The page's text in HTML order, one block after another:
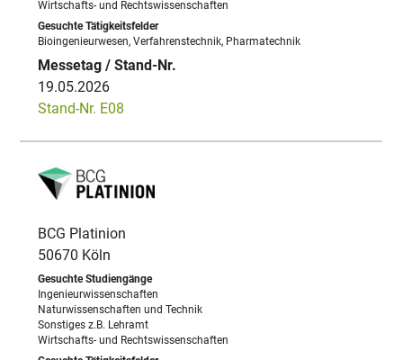
Wirtschafts- und Rechtswissenschaften
Bioingenieurwesen, Verfahrenstechnik, Pharmatechnik
19.05.2026
Stand-Nr. E08
BCG Platinion
50670 Köln
Ingenieurwissenschaften
Naturwissenschaften und Technik
Sonstiges z.B. Lehramt
Wirtschafts- und Rechtswissenschaften